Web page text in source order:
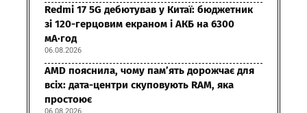
Redmi 17 5G дебютував у Китаї: бюджетник
зі 120-герцовим екраном і АКБ на 6300
мА·год
06.08.2026
AMD пояснила, чому пам’ять дорожчає для
всіх: дата-центри скуповують RAM, яка
простоює